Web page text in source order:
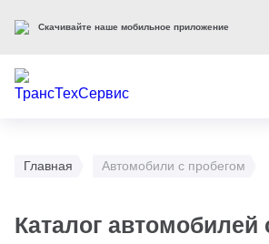
Главная Автомобили с пробегом
Каталог автомобилей
Скачивайте наше мобильное приложение